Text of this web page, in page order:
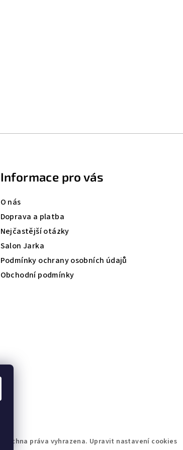
Informace pro vás
O nás
Doprava a platba
Nejčastější otázky
Salon Jarka
Podmínky ochrany osobních údajů
Obchodní podmínky
. Všechna práva vyhrazena. Upravit nastavení cookies